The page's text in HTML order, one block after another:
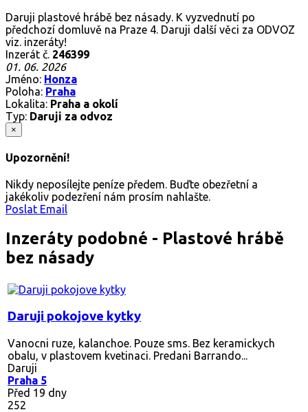
Daruji plastové hrábě bez násady. K vyzvednutí po
předchozí domluvě na Praze 4. Daruji další věci za ODVOZ
viz. inzeráty!
Inzerát č. 246399
01. 06. 2026
Jméno: Honza
Poloha: Praha
Lokalita: Praha a okolí
Typ: Daruji za odvoz
×
Upozornění!
Nikdy neposílejte peníze předem. Buďte obezřetní a
jakékoliv podezření nám prosím nahlašte.
Poslat Email
Inzeráty podobné - Plastové hrábě
bez násady
Daruji pokojove kytky
Vanocni ruze, kalanchoe. Pouze sms. Bez keramickych
obalu, v plastovem kvetinaci. Predani Barrando...
Daruji
Praha 5
Před 19 dny
252